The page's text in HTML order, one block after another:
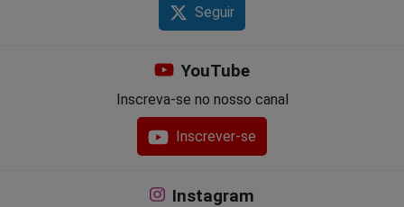
Seguir
YouTube
Inscreva-se no nosso canal
Inscrever-se
Instagram